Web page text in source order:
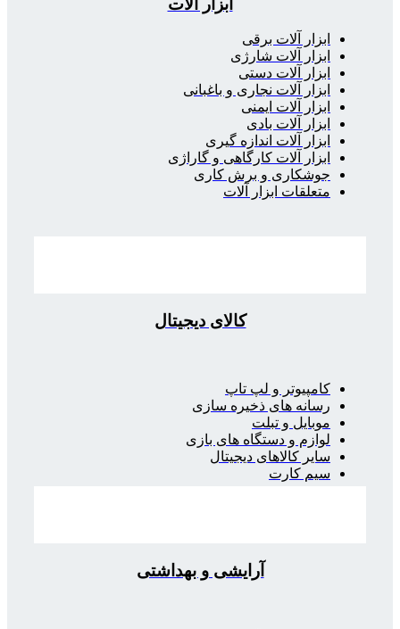
ابزار آلات برقی
ابزار آلات شارژی
ابزار آلات دستی
ابزار آلات نجاری و باغبانی
ابزار آلات ایمنی
ابزار آلات بادی
ابزار آلات اندازه گیری
ابزار آلات کارگاهی و گاراژی
جوشکاری و برش کاری
متعلقات ابزار آلات
کالای دیجیتال
کامپیوتر و لپ تاپ
رسانه های ذخیره سازی
موبایل و تبلت
لوازم و دستگاه های بازی
سایر کالاهای دیجیتال
سیم کارت
آرایشی و بهداشتی